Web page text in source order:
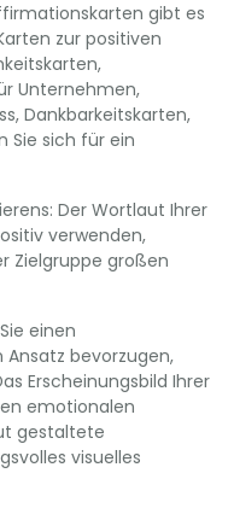
gibt es
zur positiven
Unternehmen,
Dankbarkeitskarten,
Sie sich für ein
Der Wortlaut Ihrer
verwenden,
Zielgruppe großen
einen
bevorzugen,
Erscheinungsbild Ihrer
emotionalen
gestaltete
visuelles